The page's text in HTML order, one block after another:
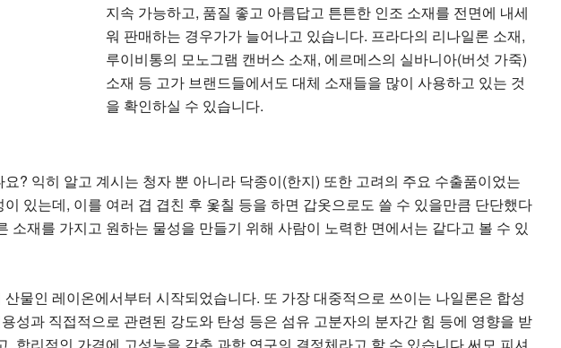
지속 가능하고, 품질 좋고 아름답고 튼튼한 인조 소재를 전면에 내세
워 판매하는 경우가가 늘어나고 있습니다. 프라다의 리나일론 소재,
루이비통의 모노그램 캔버스 소재, 에르메스의 실바니아(버섯 가죽)
소재 등 고가 브랜드들에서도 대체 소재들을 많이 사용하고 있는 것
을 확인하실 수 있습니다.
? 익히 알고 계시는 청자 뿐 아니라 닥종이(한지) 또한 고려의 주요 수출품이었는
있는데, 이를 여러 겹 겹친 후 옻칠 등을 하면 갑옷으로도 쓸 수 있을만큼 단단했다
소재를 가지고 원하는 물성을 만들기 위해 사람이 노력한 면에서는 같다고 볼 수 있
물인 레이온에서부터 시작되었습니다. 또 가장 대중적으로 쓰이는 나일론은 합성
성과 직접적으로 관련된 강도와 탄성 등은 섬유 고분자의 분자간 힘 등에 영향을 받